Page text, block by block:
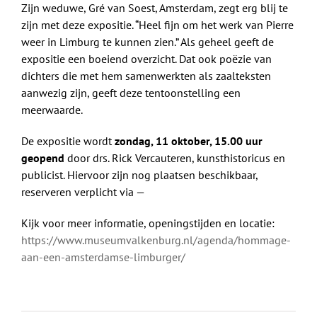
Zijn weduwe, Gré van Soest, Amsterdam, zegt erg blij te
zijn met deze expositie. “Heel fijn om het werk van Pierre
weer in Limburg te kunnen zien.” Als geheel geeft de
expositie een boeiend overzicht. Dat ook poëzie van
dichters die met hem samenwerkten als zaalteksten
aanwezig zijn, geeft deze tentoonstelling een
meerwaarde.
De expositie wordtzondag, 11 oktober, 15.00 uur
geopend door drs. Rick Vercauteren, kunsthistoricus en
publicist. Hiervoor zijn nog plaatsen beschikbaar,
reserveren verplicht via —
Kijk voor meer informatie, openingstijden en locatie:
https://www.museumvalkenburg.nl/agenda/hommage-
aan-een-amsterdamse-limburger/